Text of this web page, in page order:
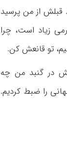
قبلش از من پرسید
زیاد است، چرا
تو قانعش کن.
در گنبد من چه
را ضبط کردیم.